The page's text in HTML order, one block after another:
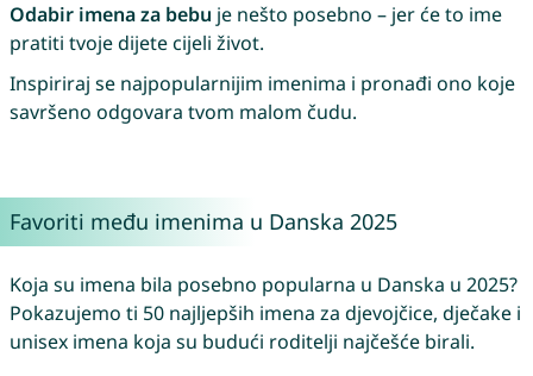
Odabir imena za bebu je nešto posebno – jer će to ime
pratiti tvoje dijete cijeli život.
Inspiriraj se najpopularnijim imenima i pronađi ono koje
savršeno odgovara tvom malom čudu.
Favoriti među imenima u Danska 2025
Koja su imena bila posebno popularna u Danska u 2025?
Pokazujemo ti 50 najljepših imena za djevojčice, dječake i
unisex imena koja su budući roditelji najčešće birali.